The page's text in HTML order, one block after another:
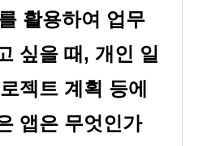
활용하여 업무
싶을 때, 개인 일
젝트 계획 등에
앱은 무엇인가